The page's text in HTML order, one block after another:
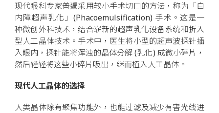
现代眼科专家普遍采用较小手术切口的方法，称为「白
内障超声乳化」(Phacoemulsification) 手术。这是一
种微创外科技术，结合崭新的超声乳化设备系统和折入
型人工晶体技术。手术中，医生将小型的超声波探针插
入眼内，探针能将浑浊的晶体分解 (乳化) 成微小碎片，
然后轻轻将这些小碎片吸出，继而植入人工晶体。
现代人工晶体的选择
人类晶体除有聚焦功能外，也能过滤及减少有害光线进